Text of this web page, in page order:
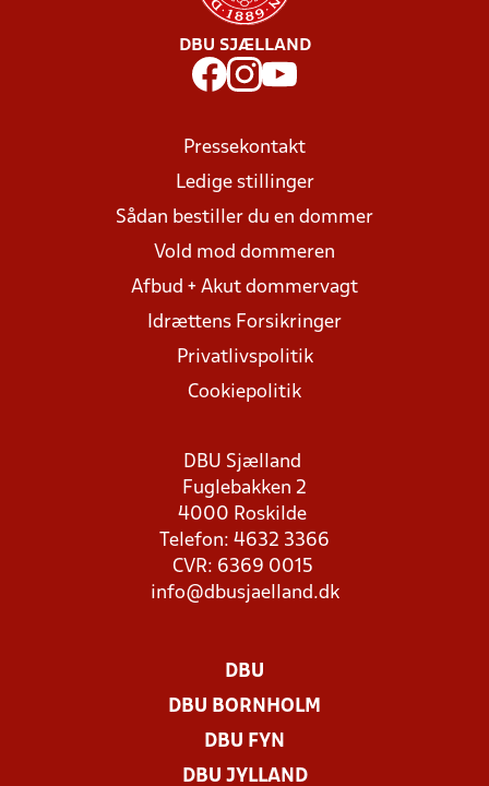
DBU SJÆLLAND
Pressekontakt
Ledige stillinger
Sådan bestiller du en dommer
Vold mod dommeren
Afbud + Akut dommervagt
Idrættens Forsikringer
Privatlivspolitik
Cookiepolitik
DBU Sjælland
Fuglebakken 2
4000 Roskilde
Telefon: 4632 3366
CVR: 6369 0015
info@dbusjaelland.dk
DBU
DBU BORNHOLM
DBU FYN
DBU JYLLAND